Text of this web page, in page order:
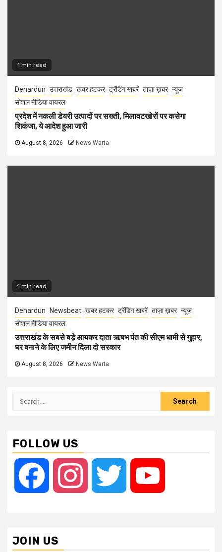
1 min read
Dehardun उत्तराखंड खबर हटकर ट्रेंडिंग खबरें ताज़ा ख़बर न्यूज़
सोशल मीडिया वायरल
प्रदेश में नकली डेयरी उत्पादों पर सख्ती, मिलावटखोरों पर कसेगा
शिकंजा, ये आदेश हुआ जारी
August 8, 2026 News Warta
1 min read
Dehardun Newsbeat खबर हटकर ट्रेंडिंग खबरें ताज़ा ख़बर न्यूज़
सोशल मीडिया वायरल
उत्तराखंड के सबसे बड़े आयकर दाता ऋषभ पंत की सीएम धामी से गुहार,
घर बनाने के लिए जमीन दिला दो सरकार
August 8, 2026 News Warta
Search
FOLLOW US
Facebook Instagram Twitter
JOIN US